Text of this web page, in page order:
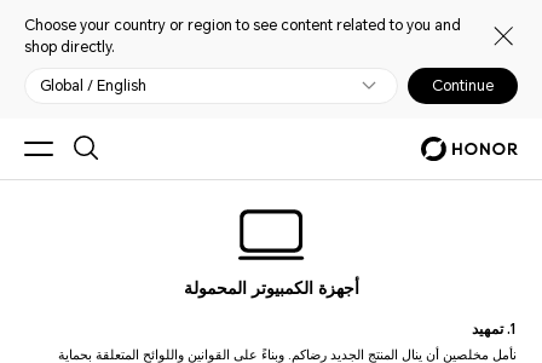
Choose your country or region to see content related to you and
shop directly.
Global / English Continue
أجهزة الكمبيوتر المحمولة
1. تمهيد
نأمل مخلصين أن ينال المنتج الجديد رضاكم. وبناءً على القوانين واللوائح المتعلقة بحماية